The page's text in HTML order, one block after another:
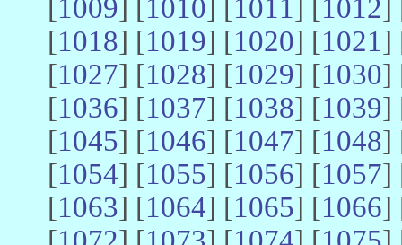
[1009] [1010] [1011] [1012]
[1018] [1019] [1020] [1021]
[1027] [1028] [1029] [1030]
[1036] [1037] [1038] [1039]
[1045] [1046] [1047] [1048]
[1054] [1055] [1056] [1057]
[1063] [1064] [1065] [1066]